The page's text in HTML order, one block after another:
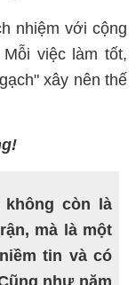
nhiệm với cộng
việc làm tốt,
xây nên thế
không còn là
mà là một
tin và có